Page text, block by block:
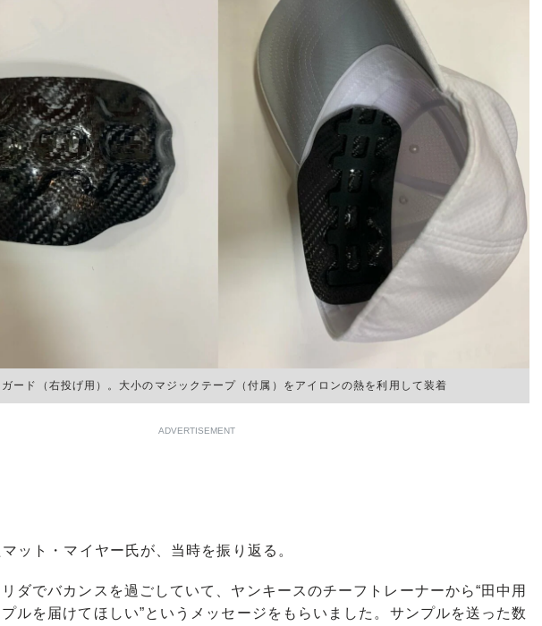
ード（右投げ用）。大小のマジックテープ（付属）をアイロンの熱を利用して装着
ADVERTISEMENT
ット・マイヤー氏が、当時を振り返る。
リダでバカンスを過ごしていて、ヤンキースのチーフトレーナーから“田中用
ルを届けてほしい”というメッセージをもらいました。サンプルを送った数